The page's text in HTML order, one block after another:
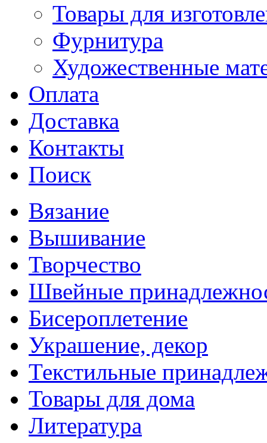
Товары для
Фурнитура
Художественные
Оплата
Доставка
Контакты
Поиск
Вязание
Вышивание
Творчество
Швейные
Бисероплетение
Украшение, декор
Текстильные
Товары для дома
Литература